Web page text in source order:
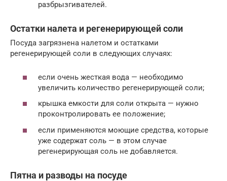
разбрызгивателей.
Остатки налета и регенерирующей соли
Посуда загрязнена налетом и остатками
регенерирующей соли в следующих случаях:
если очень жесткая вода — необходимо
увеличить количество регенерирующей соли;
крышка емкости для соли открыта — нужно
проконтролировать ее положение;
если применяются моющие средства, которые
уже содержат соль — в этом случае
регенерирующая соль не добавляется.
Пятна и разводы на посуде